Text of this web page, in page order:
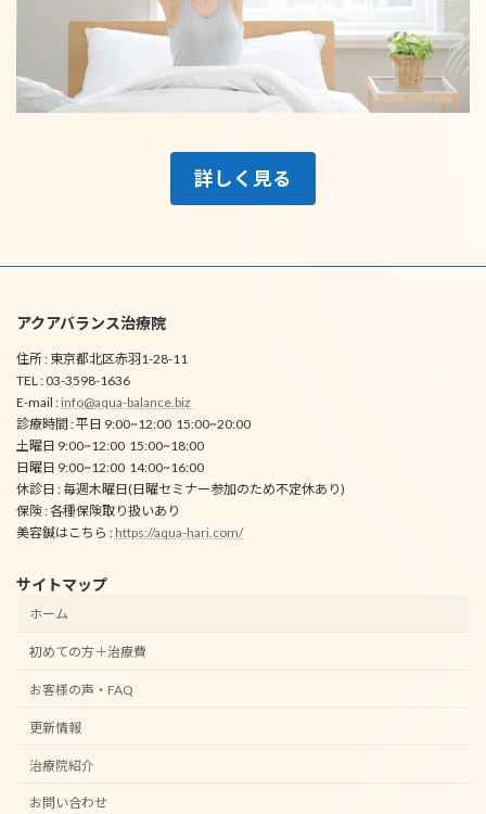
詳しく見る
アクアバランス治療院
住所 : 東京都北区赤羽1-28-11
TEL : 03-3598-1636
E-mail : info@aqua-balance.biz
診療時間 : 平日 9:00~12:00 15:00~20:00
土曜日 9:00~12:00 15:00~18:00
日曜日 9:00~12:00 14:00~16:00
休診日 : 毎週木曜日(日曜セミナー参加のため不定休あり)
保険 : 各種保険取り扱いあり
美容鍼はこちら : https://aqua-hari.com/
サイトマップ
ホーム
初めての方＋治療費
お客様の声・FAQ
更新情報
治療院紹介
お問い合わせ